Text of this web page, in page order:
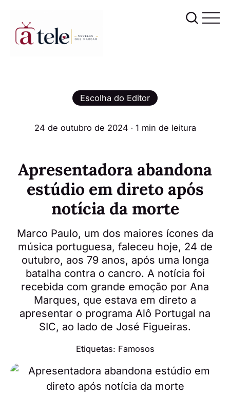
Escolha do Editor
24 de outubro de 2024 ∙ 1 min de leitura
Apresentadora abandona
estúdio em direto após
notícia da morte
Marco Paulo, um dos maiores ícones da
música portuguesa, faleceu hoje, 24 de
outubro, aos 79 anos, após uma longa
batalha contra o cancro. A notícia foi
recebida com grande emoção por Ana
Marques, que estava em direto a
apresentar o programa Alô Portugal na
SIC, ao lado de José Figueiras.
Etiquetas: Famosos